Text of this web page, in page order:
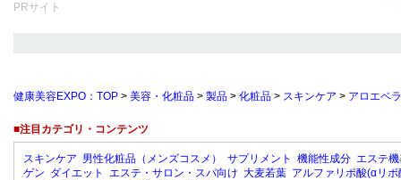
PRサイト
健康美容EXPO：TOP > 美容・化粧品 > 製品 > 化粧品 > スキンケア > アロエベ
■注目カテゴリ・コンテンツ
スキンケア 男性化粧品（メンズコスメ） サプリメント 機能性成分 エステ
ゲン ダイエット エステ・サロン・スパ向け 大麦若葉 アルファリポ酸(αリポ